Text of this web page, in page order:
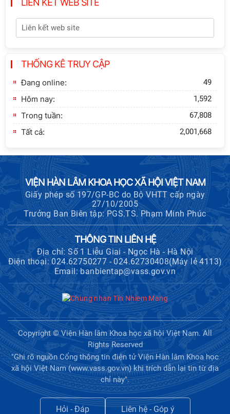
Khai quật công trường khai thác đá
Tôn
sinh đào tạo trình độ tiến sĩ đợt 1
THỐNG KÊ TRUY CẬP
Đang online: 49
Hôm nay: 1,592
Trong tuần: 67,808
Tất cả: 2,001,668
VIỆN HÀN LÂM KHOA HỌC XÃ HỘI VIỆT NAM
Giấy phép số 197/GP-BC do Bộ VHTT cấp ngày
27/10/2005
Trưởng Ban Biên tập: PGS.TS. Phạm Minh Phúc
THÔNG TIN LIÊN HỆ
Địa chỉ: Số 1 Liễu Giai - Ngọc Hà - Hà Nội
Điện thoại: 024.62750277 - 024.62730408(Máy lẻ 4113)
Email: banbientap@vass.gov.vn
Copyright © Viện Hàn lâm Khoa học xã hội Việt Nam. All
Rights Reserved
"Ghi rõ nguồn Cổng thông tin điện tử Viện Hàn lâm Khoa học
xã hội Việt Nam (www.vass.gov.vn) khi trích dẫn lại tin từ địa
chỉ này".
Hỏi - Đáp Liên hệ - Góp ý